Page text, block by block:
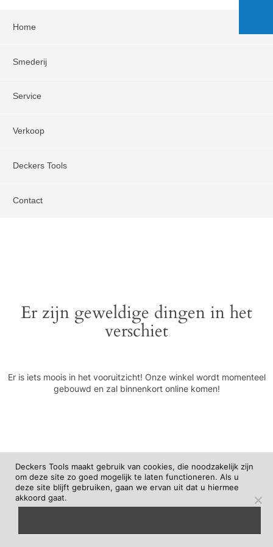
Home
Smederij
Service
Verkoop
Deckers Tools
Contact
Er zijn geweldige dingen in het
verschiet
Er is iets moois in het vooruitzicht! Onze winkel wordt momenteel
gebouwd en zal binnenkort online komen!
Deckers Tools maakt gebruik van cookies, die noodzakelijk zijn
om deze site zo goed mogelijk te laten functioneren. Als u
deze site blijft gebruiken, gaan we ervan uit dat u hiermee
akkoord gaat.